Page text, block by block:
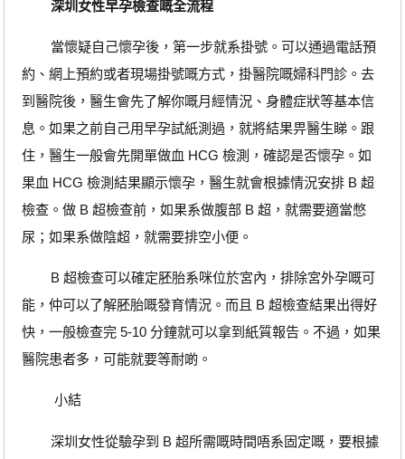
深圳女性早孕檢查嘅全流程
當懷疑自己懷孕後，第一步就系掛號。可以通過電話預
約、網上預約或者現場掛號嘅方式，掛醫院嘅婦科門診。去
到醫院後，醫生會先了解你嘅月經情況、身體症狀等基本信
息。如果之前自己用早孕試紙測過，就將結果畀醫生睇。跟
住，醫生一般會先開單做血 HCG 檢測，確認是否懷孕。如
果血 HCG 檢測結果顯示懷孕，醫生就會根據情況安排 B 超
檢查。做 B 超檢查前，如果系做腹部 B 超，就需要適當憋
尿；如果系做陰超，就需要排空小便。
B 超檢查可以確定胚胎系咪位於宮內，排除宮外孕嘅可
能，仲可以了解胚胎嘅發育情況。而且 B 超檢查結果出得好
快，一般檢查完 5-10 分鐘就可以拿到紙質報告。不過，如果
醫院患者多，可能就要等耐啲。
小結
深圳女性從驗孕到 B 超所需嘅時間唔系固定嘅，要根據